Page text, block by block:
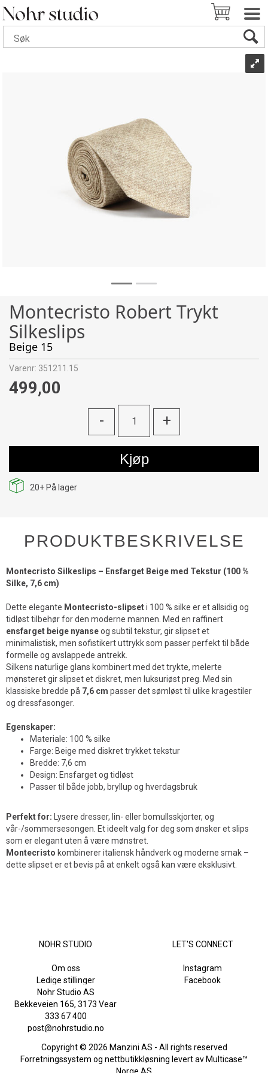
Montecristo Robert Trykt
Silkeslips
Beige 15
Varenr: 351211.15
499,00
- +
Kjøp
20+ På lager
PRODUKTBESKRIVELSE
Montecristo Silkeslips – Ensfarget Beige med Tekstur (100 %
Silke, 7,6 cm)
Dette elegante Montecristo-slipseti 100 % silke er et allsidig og
tidløst tilbehør for den moderne mannen. Med en raffinert
ensfarget beige nyanseog subtil tekstur, gir slipset et
minimalistisk, men sofistikert uttrykk som passer perfekt til både
formelle og avslappede antrekk.
Silkens naturlige glans kombinert med det trykte, melerte
mønsteret gir slipset et diskret, men luksuriøst preg. Med sin
klassiske bredde på 7,6 cm passer det sømløst til ulike kragestiler
og dressfasonger.
Egenskaper:
Materiale: 100 % silke
Farge: Beige med diskret trykket tekstur
Bredde: 7,6 cm
Design: Ensfarget og tidløst
Passer til både jobb, bryllup og hverdagsbruk
Perfekt for: Lysere dresser, lin- eller bomullsskjorter, og
vår-/sommersesongen. Et ideelt valg for deg som ønsker et slips
som er elegant uten å være mønstret.
Montecristo kombinerer italiensk håndverk og moderne smak –
dette slipset er et bevis på at enkelt også kan være eksklusivt.
NOHR STUDIO
Om oss
Ledige stillinger
LET'S CONNECT
Instagram
Facebook
Nohr Studio AS
Bekkeveien 165, 3173 Vear
333 67 400
post@nohrstudio.no
Copyright © 2026 Manzini AS - All rights reserved
Forretningssystem og nettbutikkløsning levert av Multicase™